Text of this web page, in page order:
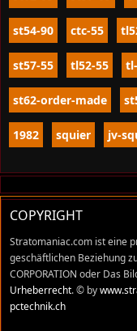
st54-90 ctc-55
st57-55 tl52-55
st62-order-made
1982 squier jv-
COPYRIGHT
Stratomaniac.com ist eine
geschäftlichen Beziehung
CORPORATION oder Das
Urheberrecht. © by
pctechnik.ch